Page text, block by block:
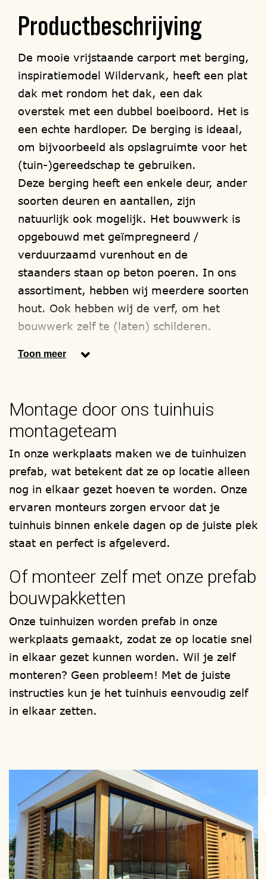
Productbeschrijving
De mooie vrijstaande carport met berging,
inspiratiemodel Wildervank, heeft een plat
dak met rondom het dak, een dak
overstek met een dubbel boeiboord. Het is
een echte hardloper. De berging is ideaal,
om bijvoorbeeld als opslagruimte voor het
(tuin-)gereedschap te gebruiken.
Deze berging heeft een enkele deur, ander
soorten deuren en aantallen, zijn
natuurlijk ook mogelijk. Het bouwwerk is
opgebouwd met geïmpregneerd /
verduurzaamd vurenhout en de
staanders staan op beton poeren. In ons
assortiment, hebben wij meerdere soorten
hout. Ook hebben wij de verf, om het
bouwwerk zelf te (laten) schilderen.
Uw bouwwerk wordt in onze eigen
thuis afgeleverd, om zelf te (laten)
monteren. Onze monteurs, staan ook voor
Wij maken alleen gebruik van hout
soorten met het FSC en/of PEFC
keurmerk. Zoals bijvoorbeeld, de
houtsoorten, lariks/douglas, red-cedar en
onder druk geïmpregneerd /
of zonder berging, wordt
samengesteld zoals u het wenst.
Ontwerp uw eigen carport met of zonder
berging en kies zelf, een model,
een houtsoort, de hoogte, de afmeting en
eventueel, het type raam en deur, de
vorm van het dak, wel of geen zolder.
1001tuinhuisjes, heeft meer dan 1000
plaatsen van een lichtkoepel / vlakglas
lichtvenster, glazen schuifpanelen en om
de berging te isoleren.
Uw bouwwerk wordt in eigen beheer
gefabriceerd en als totaal bouwpakket bij
u thuis afgeleverd, om zelf te (laten)
Toon meer
Montage door ons tuinhuis
montageteam
In onze werkplaats maken we de tuinhuizen
prefab, wat betekent dat ze op locatie alleen
nog in elkaar gezet hoeven te worden. Onze
ervaren monteurs zorgen ervoor dat je
tuinhuis binnen enkele dagen op de juiste plek
staat en perfect is afgeleverd.
Of monteer zelf met onze prefab
bouwpakketten
Onze tuinhuizen worden prefab in onze
werkplaats gemaakt, zodat ze op locatie snel
in elkaar gezet kunnen worden. Wil je zelf
monteren? Geen probleem! Met de juiste
instructies kun je het tuinhuis eenvoudig zelf
in elkaar zetten.